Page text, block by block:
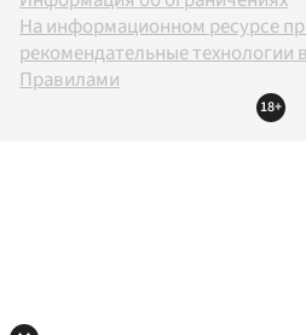
На информационном ресурсе
рекомендательные технологии
Правилами
18+